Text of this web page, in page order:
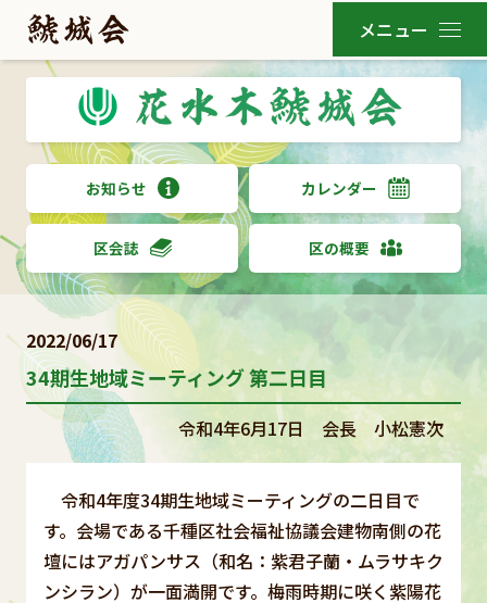
お知らせ カレンダー
区会誌 区の概要
2022/06/17
34期生地域ミーティング 第二日目
令和4年6月17日 会長 小松憲次
令和4年度34期生地域ミーティングの二日目で
す。会場である千種区社会福祉協議会建物南側の花
壇にはアガパンサス（和名：紫君子蘭・ムラサキク
ンシラン）が一面満開です。梅雨時期に咲く紫陽花